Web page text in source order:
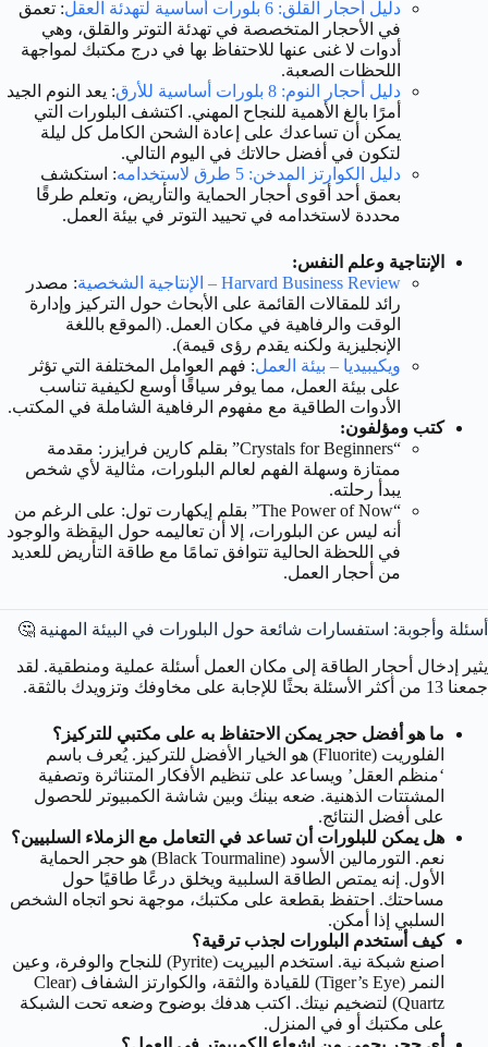
دليل أحجار القلق: 6 بلورات أساسية لتهدئة العقل
: تعمق
في الأحجار المتخصصة في تهدئة التوتر والقلق، وهي
أدوات لا غنى عنها للاحتفاظ بها في درج مكتبك لمواجهة
اللحظات الصعبة.
دليل أحجار النوم: 8 بلورات أساسية للأرق
: يعد النوم الجيد
أمرًا بالغ الأهمية للنجاح المهني. اكتشف البلورات التي
يمكن أن تساعدك على إعادة الشحن الكامل كل ليلة
لتكون في أفضل حالاتك في اليوم التالي.
دليل الكوارتز المدخن: 5 طرق لاستخدامه
: استكشف
بعمق أحد أقوى أحجار الحماية والتأريض، وتعلم طرقًا
محددة لاستخدامه في تحييد التوتر في بيئة العمل.
الإنتاجية وعلم النفس:
Harvard Business Review – الإنتاجية الشخصية
: مصدر
رائد للمقالات القائمة على الأبحاث حول التركيز وإدارة
الوقت والرفاهية في مكان العمل. (الموقع باللغة
الإنجليزية ولكنه يقدم رؤى قيمة).
ويكيبيديا – بيئة العمل: فهم العوامل المختلفة التي تؤثر
على بيئة العمل، مما يوفر سياقًا أوسع لكيفية تناسب
الأدوات الطاقية مع مفهوم الرفاهية الشاملة في المكتب.
كتب ومؤلفون:
“Crystals for Beginners” بقلم كارين فرايزر: مقدمة
ممتازة وسهلة الفهم لعالم البلورات، مثالية لأي شخص
يبدأ رحلته.
“The Power of Now” بقلم إيكهارت تول: على الرغم من
أنه ليس عن البلورات، إلا أن تعاليمه حول اليقظة والوجود
في اللحظة الحالية تتوافق تمامًا مع طاقة التأريض للعديد
من أحجار العمل.
أسئلة وأجوبة: استفسارات شائعة حول البلورات في البيئة المهنية 🤔
يثير إدخال أحجار الطاقة إلى مكان العمل أسئلة عملية ومنطقية. لقد
جمعنا 13 من أكثر الأسئلة بحثًا للإجابة على مخاوفك وتزويدك بالثقة.
ما هو أفضل حجر يمكن الاحتفاظ به على مكتبي للتركيز؟
الفلوريت (Fluorite) هو الخيار الأفضل للتركيز. يُعرف باسم
‘منظم العقل’ ويساعد على تنظيم الأفكار المتناثرة وتصفية
المشتتات الذهنية. ضعه بينك وبين شاشة الكمبيوتر للحصول
على أفضل النتائج.
هل يمكن للبلورات أن تساعد في التعامل مع الزملاء السلبيين؟
نعم. التورمالين الأسود (Black Tourmaline) هو حجر الحماية
الأول. إنه يمتص الطاقة السلبية ويخلق درعًا طاقيًا حول
مساحتك. احتفظ بقطعة على مكتبك، موجهة نحو اتجاه الشخص
السلبي إذا أمكن.
كيف أستخدم البلورات لجذب ترقية؟
اصنع شبكة نية. استخدم البيريت (Pyrite) للنجاح والوفرة، وعين
النمر (Tiger’s Eye) للقيادة والثقة، والكوارتز الشفاف (Clear
Quartz) لتضخيم نيتك. اكتب هدفك بوضوح وضعه تحت الشبكة
على مكتبك أو في المنزل.